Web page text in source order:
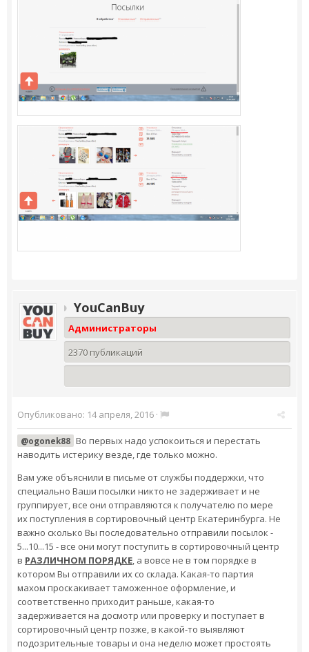
YouCanBuy
Администраторы
2370 публикаций
Опубликовано: 14 апреля, 2016 ·
@ogonek88 Во первых надо успокоиться и перестать
наводить истерику везде, где только можно.
Вам уже объяснили в письме от службы поддержки, что
специально Ваши посылки никто не задерживает и не
группирует, все они отправляются к получателю по мере
их поступления в сортировочный центр Екатеринбурга. Не
важно сколько Вы последовательно отправили посылок -
5...10...15 - все они могут поступить в сортировочный центр
в РАЗЛИЧНОМ ПОРЯДКЕ, а вовсе не в том порядке в
котором Вы отправили их со склада. Какая-то партия
махом проскакивает таможенное оформление, и
соответственно приходит раньше, какая-то
задерживается на досмотр или проверку и поступает в
сортировочный центр позже, в какой-то выявляют
подозрительные товары и она неделю может простоять